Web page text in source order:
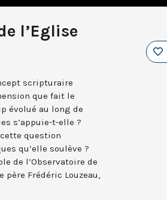
l’Eglise
scripturaire
que fait le
évolué au long de
s’appuie-t-elle ?
question
qu’elle soulève ?
de l’Observatoire de
père Frédéric Louzeau,